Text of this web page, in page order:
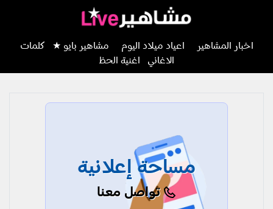
اخبار المشاهير اعياد ميلاد اليوم مشاهير بايو ★
كلمات
الاغاني
اغنية الحظ
مساحة إعلانية
تواصل معنا